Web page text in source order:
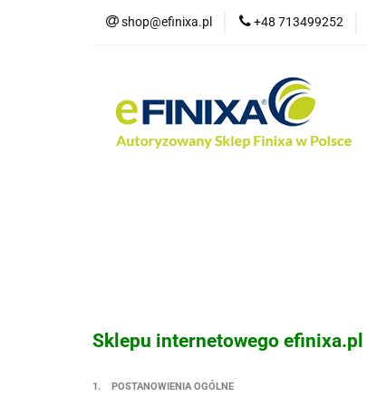
shop@efinixa.pl +48 713499252
Sklepu internetowego efinixa.pl
1. POSTANOWIENIA OGÓLNE